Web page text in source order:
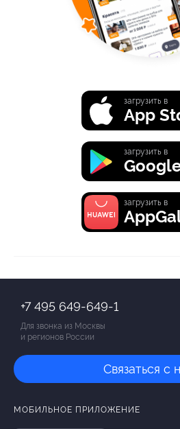
загрузить в
App
загрузить в
загрузить в
+7 495 649-649-1
Для звонка из Москвы
и регионов России
Связаться с
МОБИЛЬНОЕ ПРИЛОЖЕНИЕ